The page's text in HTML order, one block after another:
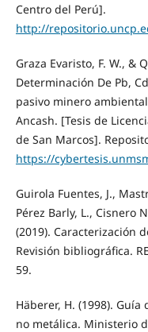
Centro del Perú].
http://
Graza Evaristo, F. W., &
Determinación De Pb,
pasivo minero
Ancash. [Tesis de
de San Marcos].
https://
Guirola Fuentes, J.,
Pérez Barly, L., Cisnero
(2019). Caracterización
Revisión bibliográfica.
59.
Häberer, H. (1998).
no metálica. Ministerio